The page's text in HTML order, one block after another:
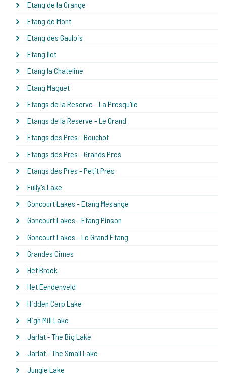
Etang de la Grange
Etang de Mont
Etang des Gaulois
Etang Ilot
Etang la Chateline
Etang Maguet
Etangs de la Reserve - La Presqu'île
Etangs de la Reserve - Le Grand
Etangs des Pres - Bouchot
Etangs des Pres - Grands Pres
Etangs des Pres - Petit Pres
Fully's Lake
Goncourt Lakes - Etang Mesange
Goncourt Lakes - Etang Pinson
Goncourt Lakes - Le Grand Etang
Grandes Cimes
Het Broek
Het Eendenveld
Hidden Carp Lake
High Mill Lake
Jarlat - The Big Lake
Jarlat - The Small Lake
Jungle Lake